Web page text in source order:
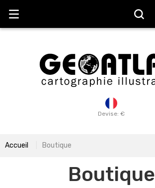
Devise: €
Accueil Boutique
Boutique